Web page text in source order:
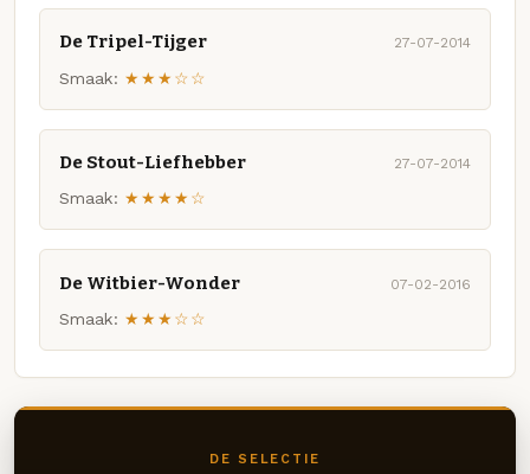
De Tripel-Tijger 27-07-2014
Smaak: ★★★☆☆
De Stout-Liefhebber 27-07-2014
Smaak: ★★★★☆
De Witbier-Wonder 07-02-2016
Smaak: ★★★☆☆
DE SELECTIE